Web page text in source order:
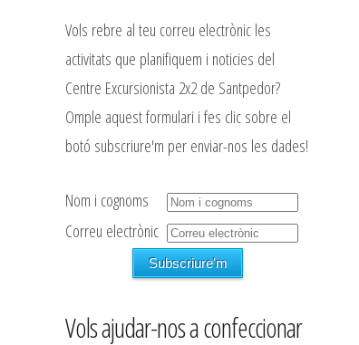
Vols rebre al teu correu electrònic les
activitats que planifiquem i noticies del
Centre Excursionista 2x2 de Santpedor?
Omple aquest formulari i fes clic sobre el
botó subscriure'm per enviar-nos les dades!
Nom i cognoms
Correu electrònic
Vols ajudar-nos a confeccionar